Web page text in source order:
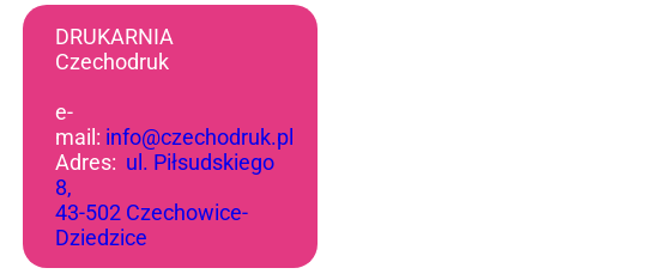
DRUKARNIA
Czechodruk
e-
mail: info@czechodruk.pl
Adres: ul. Piłsudskiego
8,
43-502 Czechowice-
Dziedzice